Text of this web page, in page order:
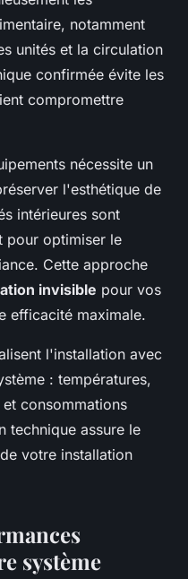
notamment
unités et la circulation
confirmée évite les
compromettre
nécessite un
l'esthétique de
intérieures sont
pour optimiser le
Cette approche
invisible pour vos
efficacité maximale.
l'installation avec
: températures,
consommations
technique assure le
votre installation
système